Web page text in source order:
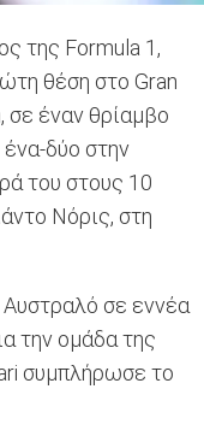
της Formula 1,
θέση στο Gran
σε έναν θρίαμβο
δύο στην
του στους 10
Νόρις, στη
Αυστραλό σε εννέα
την ομάδα της
συμπλήρωσε το